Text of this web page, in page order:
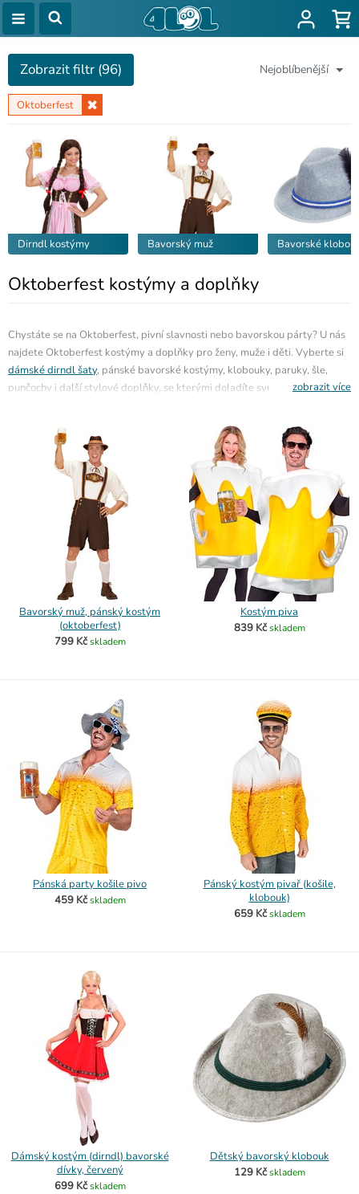
Nejoblíbenější
Zobrazit filtr (96)
Oktoberfest
Dirndl kostýmy Bavorský muž Bavorské
Oktoberfest kostýmy a doplňky
Chystáte se na Oktoberfest, pivní slavnosti nebo bavorskou párty? U nás
najdete Oktoberfest kostýmy a doplňky pro ženy, muže i děti. Vyberte si
dámské dirndl šaty, pánské bavorské kostýmy, klobouky, paruky, šle,
punčochy i další stylové doplňky, se kterými doladíte svůj outfit do
na party, firemní akce, festivaly i oslavy. Většinu zboží máme skladem a
odesíláme rychle
zobrazit více
Bavorský muž, pánský kostým
(oktoberfest)
799 Kč skladem
Kostým piva
839 Kč skladem
Pánská party košile pivo
459 Kč skladem
Pánský kostým pivař (košile,
klobouk)
659 Kč skladem
Dámský kostým (dirndl) bavorské
dívky, červený
699 Kč skladem
Dětský bavorský klobouk
129 Kč skladem